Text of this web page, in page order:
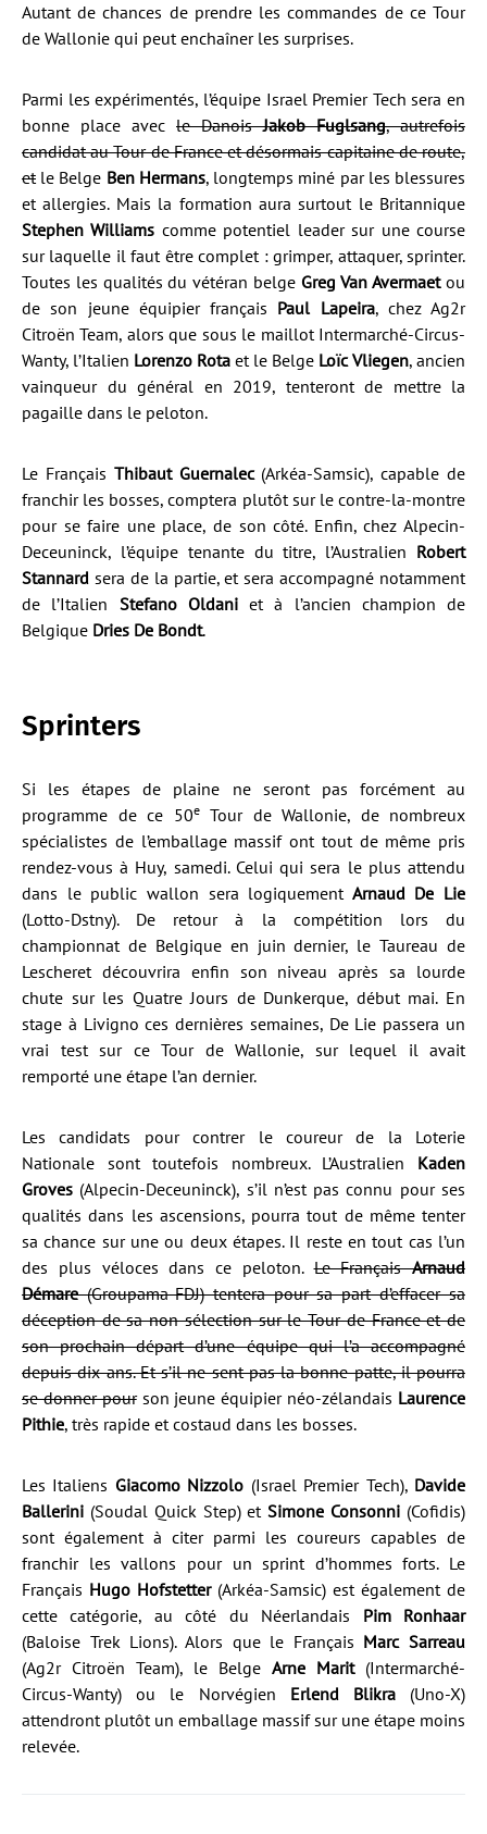
Autant de chances de prendre les commandes de ce Tour
de Wallonie qui peut enchaîner les surprises.
Parmi les expérimentés, l’équipe Israel Premier Tech sera en
bonne place avec le DanoisJakob Fuglsang, autrefois
candidat au Tour de France et désormais capitaine de route,
etle Belge Ben Hermans, longtemps miné par les blessures
et allergies. Mais la formation aura surtout le Britannique
Stephen Williams comme potentiel leader sur une course
sur laquelle il faut être complet : grimper, attaquer, sprinter.
Toutes les qualités du vétéran belge Greg Van Avermaetou
de son jeune équipier français Paul Lapeira, chez Ag2r
Citroën Team, alors que sous le maillot Intermarché-Circus-
Wanty, l’Italien Lorenzo Rota et le Belge Loïc Vliegen, ancien
vainqueur du général en 2019, tenteront de mettre la
pagaille dans le peloton.
Le Français Thibaut Guernalec(Arkéa-Samsic), capable de
franchir les bosses, comptera plutôt sur le contre-la-montre
pour se faire une place, de son côté. Enfin, chez Alpecin-
Deceuninck, l’équipe tenante du titre, l’Australien Robert
Stannard sera de la partie, et sera accompagné notamment
de l’Italien Stefano Oldaniet à l’ancien champion de
Belgique Dries De Bondt.
Sprinters
Si les étapes de plaine ne seront pas forcément au
programme de ce 50eTour de Wallonie, de nombreux
spécialistes de l’emballage massif ont tout de même pris
rendez-vous à Huy, samedi. Celui qui sera le plus attendu
dans le public wallon sera logiquementArnaud De Lie
(Lotto-Dstny). De retour à la compétition lors du
championnat de Belgique en juin dernier, le Taureau de
Lescheret découvrira enfin son niveau après sa lourde
chute sur les Quatre Jours de Dunkerque, début mai. En
stage à Livigno ces dernières semaines, De Lie passera un
vrai test sur ce Tour de Wallonie, sur lequel il avait
remporté une étape l’an dernier.
Les candidats pour contrer le coureur de la Loterie
Nationale sont toutefois nombreux. L’Australien Kaden
Groves (Alpecin-Deceuninck), s’il n’est pas connu pour ses
qualités dans les ascensions, pourra tout de même tenter
sa chance sur une ou deux étapes. Il reste en tout cas l’un
des plus véloces dans ce peloton.Le FrançaisArnaud
Démare(Groupama-FDJ) tentera pour sa part d’effacer sa
déception de sa non-sélection sur le Tour de France et de
son prochain départ d’une équipe qui l’a accompagné
depuis dix ans. Et s’il ne sent pas la bonne patte, il pourra
se donner pourson jeune équipier néo-zélandais Laurence
Pithie, très rapide et costaud dans les bosses.
Les Italiens Giacomo Nizzolo (Israel Premier Tech), Davide
Ballerini (Soudal Quick Step) etSimone Consonni (Cofidis)
sont également à citer parmi les coureurs capables de
franchir les vallons pour un sprint d’hommes forts. Le
Français Hugo Hofstetter(Arkéa-Samsic) est également de
cette catégorie, au côté du Néerlandais Pim Ronhaar
(Baloise Trek Lions). Alors que le Français Marc Sarreau
(Ag2r Citroën Team), le Belge Arne Marit(Intermarché-
Circus-Wanty) ou le Norvégien Erlend Blikra(Uno-X)
attendront plutôt un emballage massif sur une étape moins
relevée.